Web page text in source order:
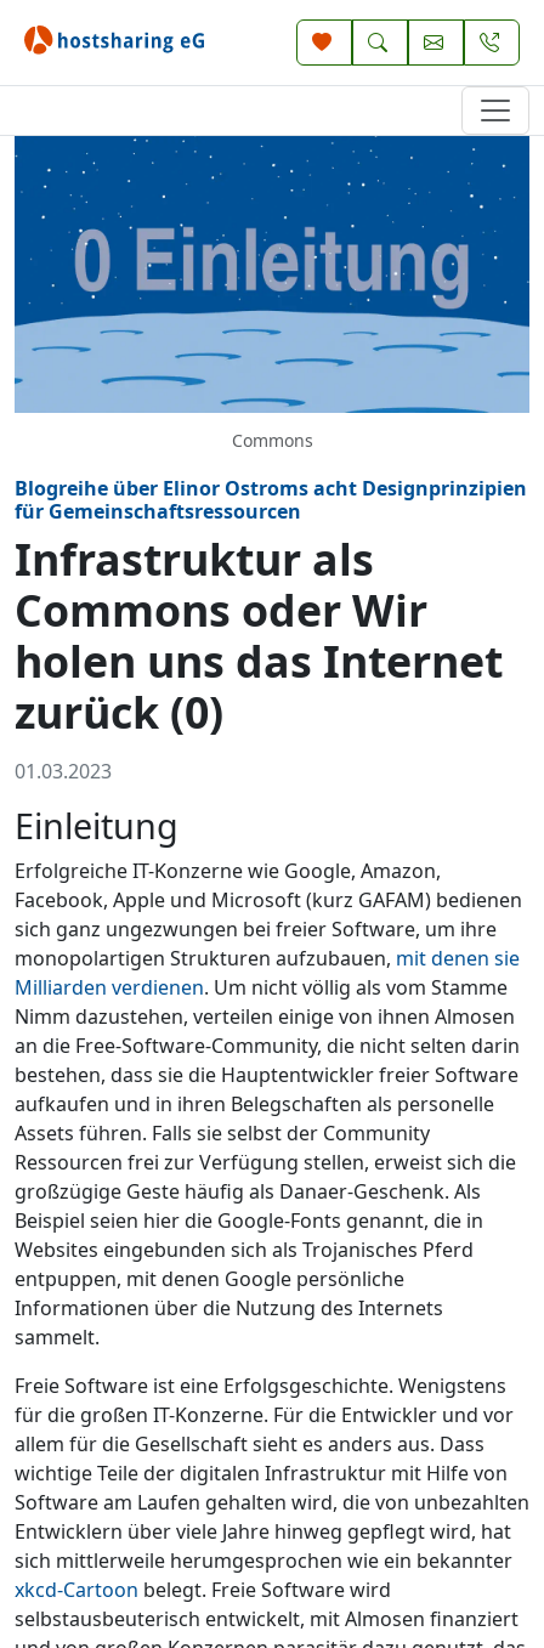
Commons
Blogreihe über Elinor Ostroms acht Designprinzipien
für Gemeinschaftsressourcen
Infrastruktur als
Commons oder Wir
holen uns das Internet
zurück (0)
01.03.2023
Einleitung
Erfolgreiche IT-Konzerne wie Google, Amazon,
Facebook, Apple und Microsoft (kurz GAFAM) bedienen
sich ganz ungezwungen bei freier Software, um ihre
monopolartigen Strukturen aufzubauen, mit denen sie
Milliarden verdienen. Um nicht völlig als vom Stamme
Nimm dazustehen, verteilen einige von ihnen Almosen
an die Free-Software-Community, die nicht selten darin
bestehen, dass sie die Hauptentwickler freier Software
aufkaufen und in ihren Belegschaften als personelle
Assets führen. Falls sie selbst der Community
Ressourcen frei zur Verfügung stellen, erweist sich die
großzügige Geste häufig als Danaer-Geschenk. Als
Beispiel seien hier die Google-Fonts genannt, die in
Websites eingebunden sich als Trojanisches Pferd
entpuppen, mit denen Google persönliche
Informationen über die Nutzung des Internets
sammelt.
Freie Software ist eine Erfolgsgeschichte. Wenigstens
für die großen IT-Konzerne. Für die Entwickler und vor
allem für die Gesellschaft sieht es anders aus. Dass
wichtige Teile der digitalen Infrastruktur mit Hilfe von
Software am Laufen gehalten wird, die von unbezahlten
Entwicklern über viele Jahre hinweg gepflegt wird, hat
sich mittlerweile herumgesprochen wie ein bekannter
xkcd-Cartoon belegt. Freie Software wird
selbstausbeuterisch entwickelt, mit Almosen finanziert